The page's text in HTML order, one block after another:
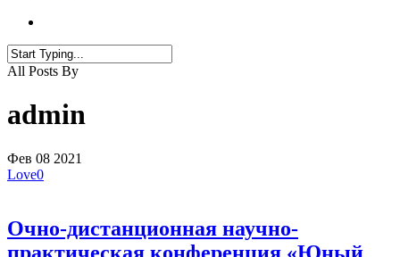
All Posts By
admin
Фев 08 2021
Love0
Очно-дистанционная научно-
практическая конференция «Юный